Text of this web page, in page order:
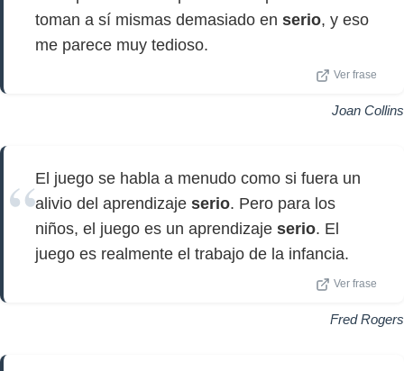
toman a sí mismas demasiado en serio, y eso
me parece muy tedioso.
Ver frase
Joan Collins
El juego se habla a menudo como si fuera un
alivio del aprendizaje serio. Pero para los
niños, el juego es un aprendizaje serio. El
juego es realmente el trabajo de la infancia.
Ver frase
Fred Rogers